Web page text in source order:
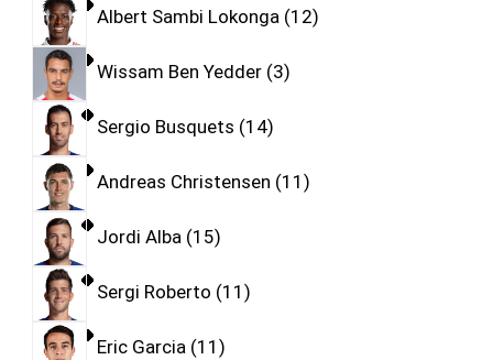
Albert Sambi Lokonga 12
Wissam Ben Yedder 3
Sergio Busquets 14
Andreas Christensen 11
Jordi Alba 15
Sergi Roberto 11
Eric Garcia 11